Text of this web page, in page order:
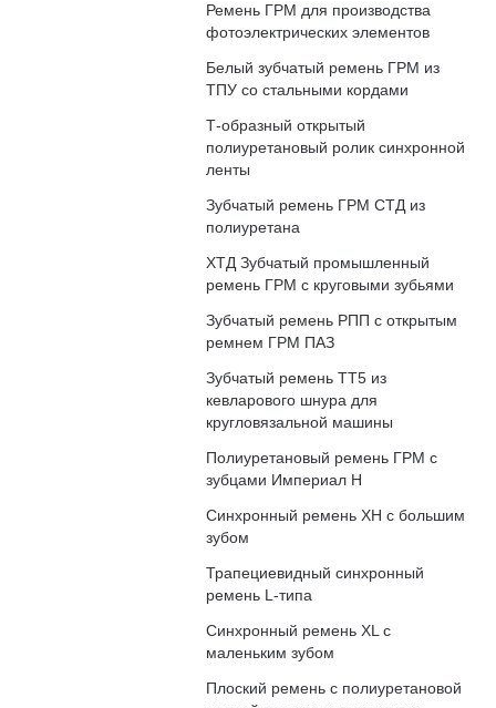
Ремень ГРМ для производства
фотоэлектрических элементов
Белый зубчатый ремень ГРМ из
ТПУ со стальными кордами
Т-образный открытый
полиуретановый ролик синхронной
ленты
Зубчатый ремень ГРМ СТД из
полиуретана
ХТД Зубчатый промышленный
ремень ГРМ с круговыми зубьями
Зубчатый ремень РПП с открытым
ремнем ГРМ ПАЗ
Зубчатый ремень ТТ5 из
кевларового шнура для
кругловязальной машины
Полиуретановый ремень ГРМ с
зубцами Империал H
Синхронный ремень XH с большим
зубом
Трапециевидный синхронный
ремень L-типа
Синхронный ремень XL с
маленьким зубом
Плоский ремень с полиуретановой